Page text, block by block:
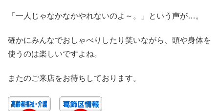
「一人じゃなかなかやれないのよ～。」という声が…。
確かにみんなでおしゃべりしたり笑いながら、頭や身体を
使うのは楽しいですよね。
またのご来店をお待ちしております。